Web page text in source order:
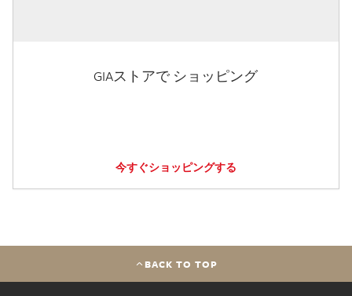
GIAストアで ショッピング
今すぐショッピングする
BACK TO TOP